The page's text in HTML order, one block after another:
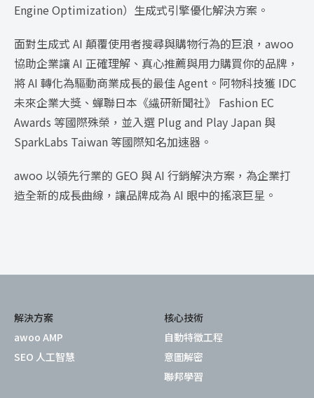
Engine Optimization）生成式引擎優化解決方案。
面對生成式 AI 顛覆使用者搜尋與購物行為的巨浪，awoo
協助企業讓 AI 正確理解、真心推薦與用力購買你的品牌，
將 AI 轉化為驅動商業成長的最佳 Agent。阿物科技獲 IDC
未來企業大獎、蟬聯日本《繊研新聞社》 Fashion EC
Awards 等國際殊榮，並入選 Plug and Play Japan 與
SparkLabs Taiwan 等國際知名加速器。
awoo 以領先行業的 GEO 與 AI 行銷解決方案，為企業打
造全新的成長曲線，讓品牌成為 AI 眼中的搖滾巨星。
解決方案
awoo AMP
SEO 人工智慧
核心技術
自動特徵工程
意圖解密
聯邦學習